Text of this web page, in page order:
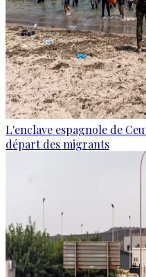
L'enclave espagnole de
départ des migrants